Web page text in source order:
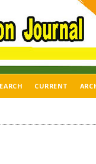
CURRENT